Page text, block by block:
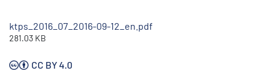
ktps_2016_07_2016-09-12_en.pdf
281.03 KB
CC BY 4.0